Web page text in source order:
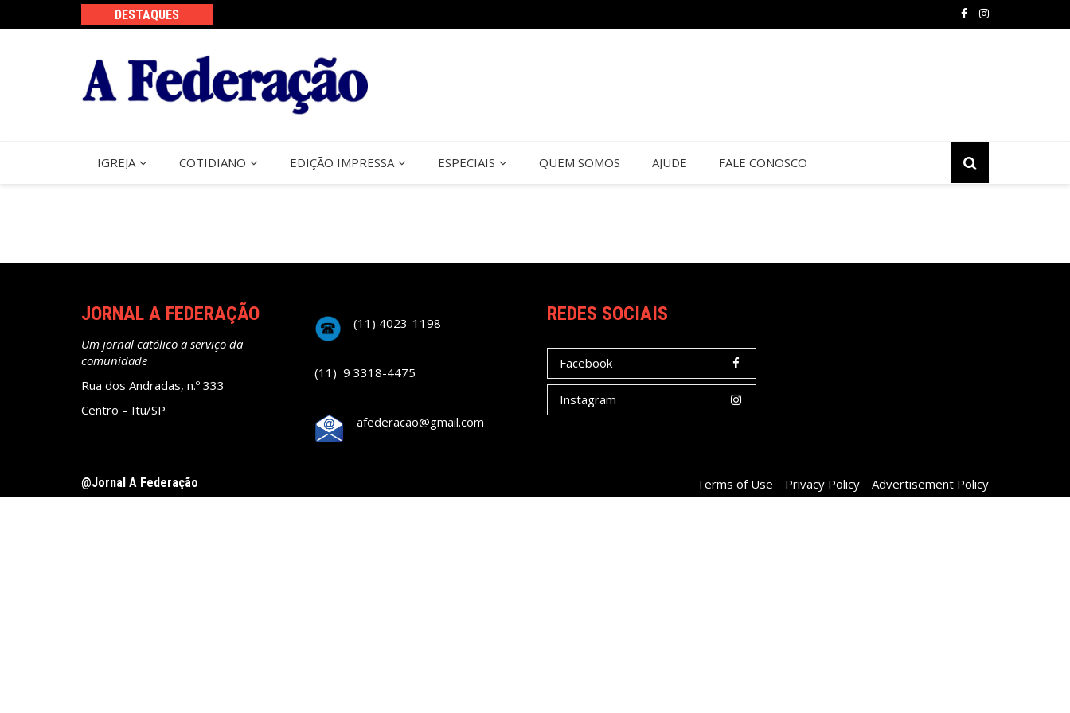
DESTAQUES
IGREJA COTIDIANO EDIÇÃO IMPRESSA ESPECIAIS QUEM SOMOS AJUDE FALE CONOSCO
JORNAL A FEDERAÇÃO
Um jornal católico a serviço da
comunidade
Rua dos Andradas, n.º 333
Centro – Itu/SP
(11) 4023-1198
(11) 9 3318-4475
afederacao@gmail.com
REDES SOCIAIS
Facebook
Instagram
@Jornal A Federação Terms of Use Privacy Policy Advertisement Policy